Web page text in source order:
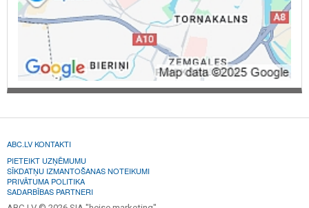
ABC.LV KONTAKTI
PIETEIKT UZŅĒMUMU
SĪKDATŅU IZMANTOŠANAS NOTEIKUMI
PRIVĀTUMA POLITIKA
SADARBĪBAS PARTNERI